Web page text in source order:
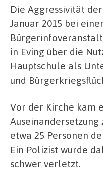
Die Aggressivität
Januar 2015 bei
in Eving über die
Hauptschule als
und
Vor der Kirche kam
etwa 25 Personen
Ein Polizist wurde
schwer verletzt.